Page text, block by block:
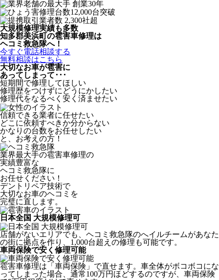
大規模修理実績も多数
知多郡美浜町の雹害車修理は
ヘコミ救急隊へ！
今すぐ電話相談する
無料相談はこちら
大切なお車が雹害に
あってしまって･･･
短期間で修理してほしい
修理歴をつけずにどうにかしたい
修理代をなるべく安く済ませたい
信頼できる業者に任せたい
どこに依頼すべきか分からない
かなりの台数をお任せしたい
と、お考えの方！
業界最大手の雹害車修理の
実績豊富な
ヘコミ救急隊に
お任せください！
デントリペア技術で
大切なお車のヘコミを
完璧に直します。
日本全国 大規模修理可
店舗がないエリアでも、ヘコミ救急隊のへイルチームがあなた
の街に拠点を作り、1,000台超えの修理も可能です。
車両保険で安く修理可能
雹害車修理は「車両保険」で直せます。車全体がボコボコにな
ってしまった場合、通常100万円ほどするのですが、車両保険